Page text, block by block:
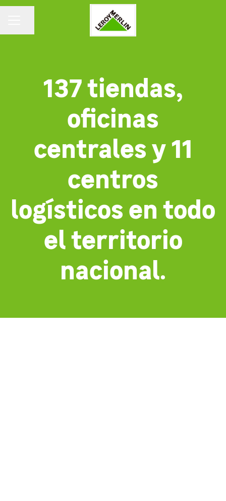
137 tiendas,
oficinas
centrales y 11
centros
logísticos en todo
el territorio
nacional.